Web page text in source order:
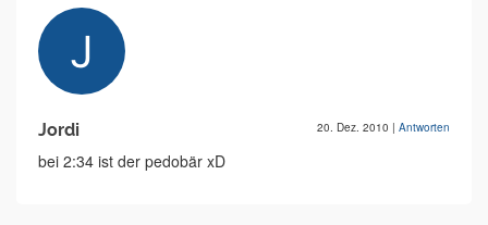
Jordi 20. Dez. 2010 | Antworten
bei 2:34 ist der pedobär xD